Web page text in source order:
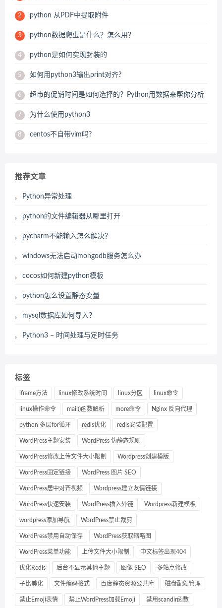
2 python 从PDF中提取附件
3 python数据爬虫是什么？怎么用？
4 python是如何实现封装的
5 如何用python3输出print对齐?
6 超市的促销时间是如何选择的？Python用数据来帮你分析
7 为什么使用python3
8 centos不自带vim吗?
推荐文章
Python异常处理
python的文件编辑器从哪里打开
pycharm不能输入怎么解决？
windows无法启动mongodb服务怎么办
cocos如何新建python模板
python怎么设置静态变量
mysql数据库如何导入？
Python3 – 时间处理与定时任务
标签
iframe方法 linux修改系统时间 linux分区 linux命令
linux操作命令 mail()函数解析 more命令 Nginx 反向代理
python 多层for循环 redis优化 redis安装配置
WordPress主题安装 WordPress 伪静态规则
WordPress修改上传文件大小限制 Wordpress创建模版
WordPress固定链接 WordPress 图片 SEO
WordPress居中对齐视频 Wordpress建立友情链接
WordPress快速安装 WordPress插入外链 Wordpress新建模板
wordpress添加导航 WordPress禁止裁剪
WordPress禁用自动保存 WordPress获取缩略图
WordPress菜单功能 上传文件大小限制 中文标签出现404
优化Redis 后台不显示其他主题 图像 SEO 多站点修改
子比美化 文件编码格式 百度静态资源公共库 磁盘配额管理
禁止Emoji表情 禁止WordPress加载Emoji 禁用scandir函数